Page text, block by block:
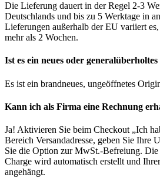
Die Lieferung dauert in der Regel 2-3
Deutschlands und bis zu 5 Werktage in
Lieferungen außerhalb der EU variiert
mehr als 2 Wochen.
Ist es ein neues oder
Es ist ein brandneues, ungeöffnetes
Kann ich als Firma eine Rechnung
Ja! Aktivieren Sie beim Checkout „Ich
Bereich Versandadresse, geben Sie Ihre
Sie die Option zur MwSt.-Befreiung. Die
Charge wird automatisch erstellt und
angehängt.